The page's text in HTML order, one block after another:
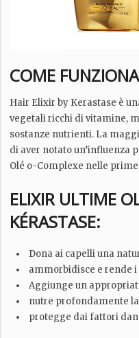
COME
Hair Elixir by Kerastase è
vegetali ricchi di vitamine,
sostanze nutrienti. La
di aver notato un’influenza
Olé o-Complexe nelle
ELIXIR ULTIME
KÉRASTASE:
Dona ai capelli una
ammorbidisce e rende
Aggiunge un
nutre profondamente
protegge dai fattori